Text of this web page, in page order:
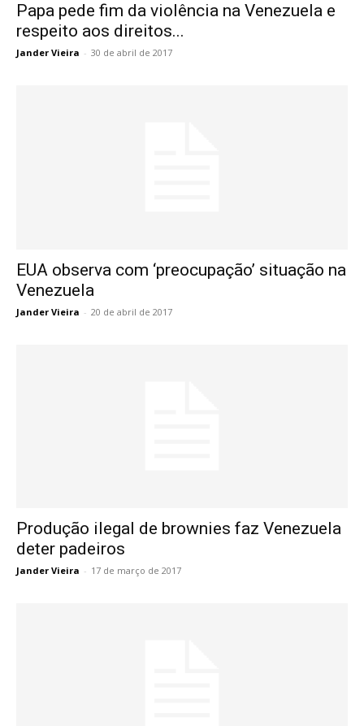
Papa pede fim da violência na Venezuela e
respeito aos direitos...
Jander Vieira - 30 de abril de 2017
EUA observa com ‘preocupação’ situação na
Venezuela
Jander Vieira - 20 de abril de 2017
Produção ilegal de brownies faz Venezuela
deter padeiros
Jander Vieira - 17 de março de 2017